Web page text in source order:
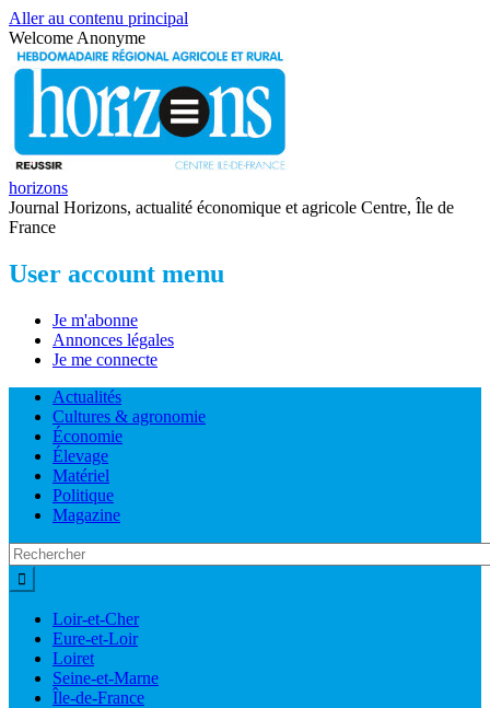
Aller au contenu principal
Welcome Anonyme
horizons
Journal Horizons, actualité économique et agricole Centre, Île de
France
User account menu
Je m'abonne
Annonces légales
Je me connecte
Actualités
Cultures & agronomie
Économie
Élevage
Matériel
Politique
Magazine
Loir-et-Cher
Eure-et-Loir
Loiret
Seine-et-Marne
Île-de-France